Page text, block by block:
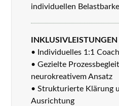
individuellen
INKLUSIVLEISTUNGEN
• Individuelles 1:1
• Gezielte
neurokreativem Ansatz
• Strukturierte Klärung
Ausrichtung